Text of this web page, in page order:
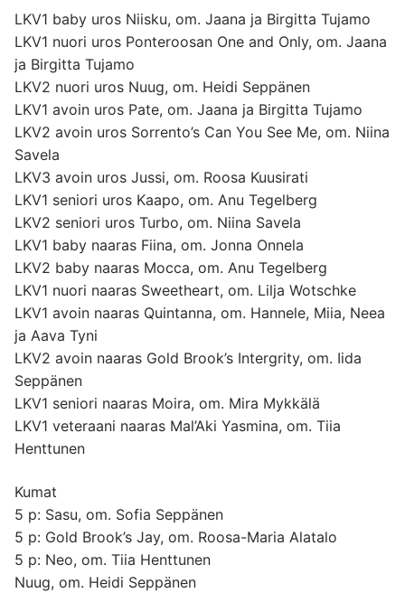
LKV1 baby uros Niisku, om. Jaana ja Birgitta Tujamo
LKV1 nuori uros Ponteroosan One and Only, om. Jaana
ja Birgitta Tujamo
LKV2 nuori uros Nuug, om. Heidi Seppänen
LKV1 avoin uros Pate, om. Jaana ja Birgitta Tujamo
LKV2 avoin uros Sorrento’s Can You See Me, om. Niina
Savela
LKV3 avoin uros Jussi, om. Roosa Kuusirati
LKV1 seniori uros Kaapo, om. Anu Tegelberg
LKV2 seniori uros Turbo, om. Niina Savela
LKV1 baby naaras Fiina, om. Jonna Onnela
LKV2 baby naaras Mocca, om. Anu Tegelberg
LKV1 nuori naaras Sweetheart, om. Lilja Wotschke
LKV1 avoin naaras Quintanna, om. Hannele, Miia, Neea
ja Aava Tyni
LKV2 avoin naaras Gold Brook’s Intergrity, om. Iida
Seppänen
LKV1 seniori naaras Moira, om. Mira Mykkälä
LKV1 veteraani naaras Mal’Aki Yasmina, om. Tiia
Henttunen
Kumat
5 p: Sasu, om. Sofia Seppänen
5 p: Gold Brook’s Jay, om. Roosa-Maria Alatalo
5 p: Neo, om. Tiia Henttunen
Nuug, om. Heidi Seppänen